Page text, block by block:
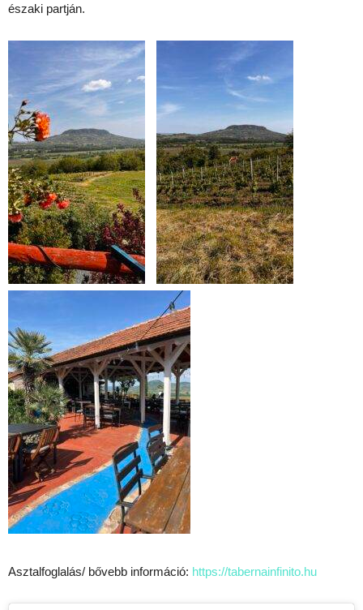
északi partján.
Asztalfoglalás/ bővebb információ: https://tabernainfinito.hu